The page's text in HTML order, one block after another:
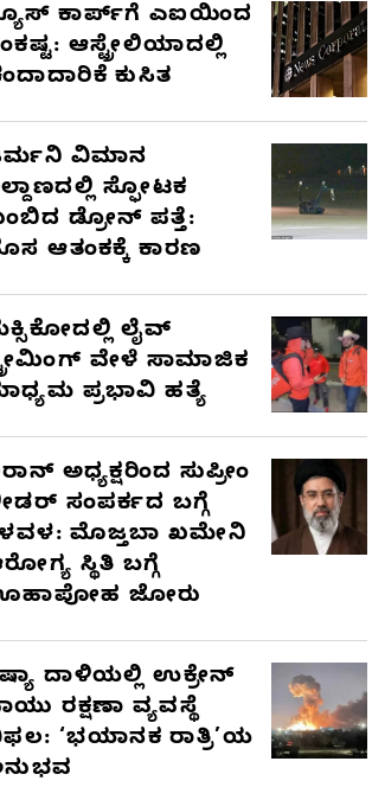
ಕಾರ್ಪ್‌ಗೆ ಎಐಯಿಂದ
ಆಸ್ಟ್ರೇಲಿಯಾದಲ್ಲಿ
ಕುಸಿತ
ವಿಮಾನ
ಸ್ಫೋಟಕ
ಡ್ರೋನ್ ಪತ್ತೆ:
ಆತಂಕಕ್ಕೆ ಕಾರಣ
ಲೈವ್
ವೇಳೆ ಸಾಮಾಜಿಕ
ಪ್ರಭಾವಿ ಹತ್ಯೆ
ಅಧ್ಯಕ್ಷರಿಂದ ಸುಪ್ರೀಂ
ಸಂಪರ್ಕದ ಬಗ್ಗೆ
ಮೊಜ್ತಬಾ ಖಮೇನಿ
ಸ್ಥಿತಿ ಬಗ್ಗೆ
ಜೋರು
ದಾಳಿಯಲ್ಲಿ ಉಕ್ರೇನ್
ರಕ್ಷಣಾ ವ್ಯವಸ್ಥೆ
‘ಭಯಾನಕ ರಾತ್ರಿ’ಯ